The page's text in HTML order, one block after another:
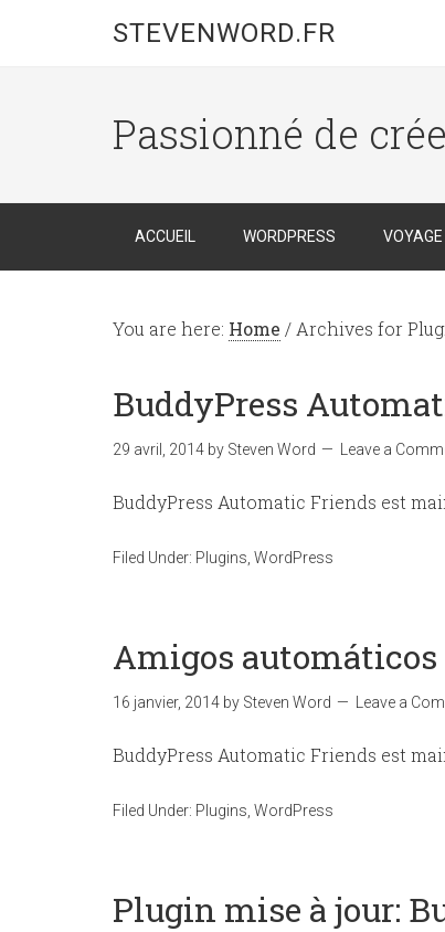
STEVENWORD.FR
Passionné de
ACCUEIL WORDPRESS VOYAGE
You are here: Home / Archives for
BuddyPress
29 avril, 2014 by Steven Word Leave a
BuddyPress Automatic Friends est
Filed Under: Plugins WordPress
Amigos automáticos
16 janvier, 2014 by Steven Word Leave a
BuddyPress Automatic Friends est
Filed Under: Plugins WordPress
Plugin mise à jour: